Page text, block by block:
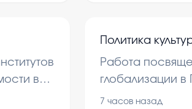
в
Политика
Работа
глобализации
влиянию на
7 часов назад